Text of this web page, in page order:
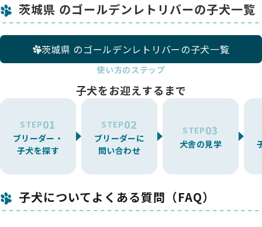
茨城県 のゴールデンレトリバーの子犬一覧
茨城県 のゴールデンレトリバーの子犬一覧
使い方のステップ
子犬をお迎えするまで
STEP01
ブリーダー・
子犬を探す
STEP02
ブリーダーに
問い合わせ
STEP03
犬舎の見学
子犬についてよくある質問（FAQ）